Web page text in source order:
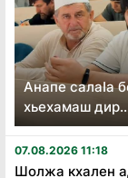
Анапе салаӏа
хьехамаш
07.08.2026 11:18
Шолжа кхален